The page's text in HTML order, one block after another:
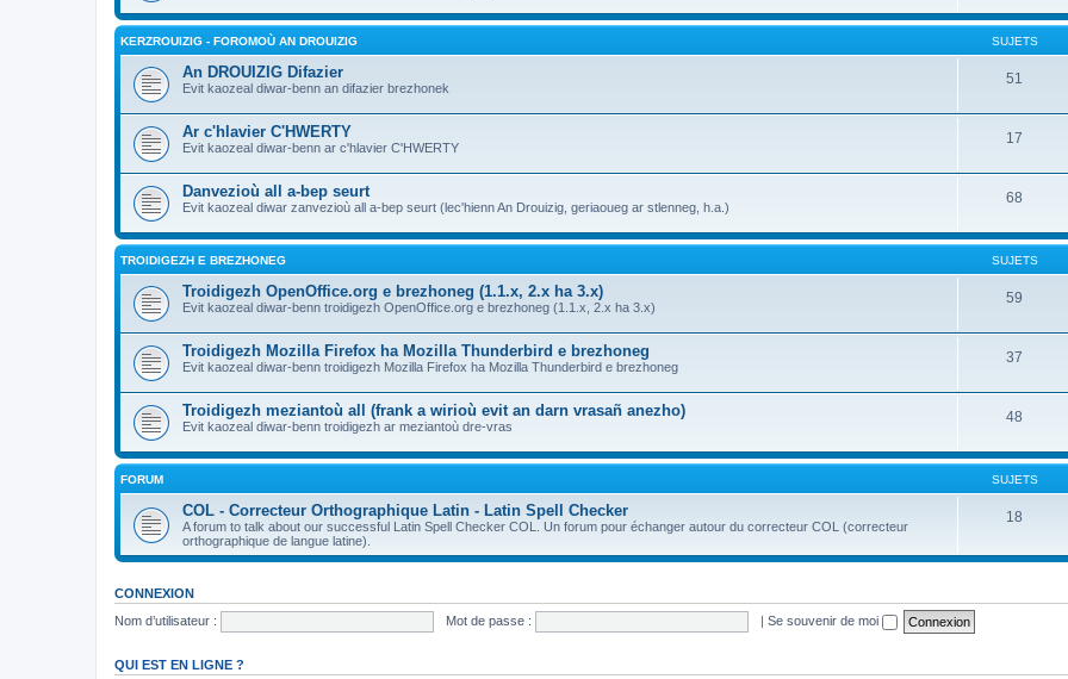
KERZROUIZIG - FOROMOÙ AN DROUIZIG SUJETS
An DROUIZIG Difazier
Evit kaozeal diwar-benn an difazier brezhonek
51
Ar c'hlavier C'HWERTY
Evit kaozeal diwar-benn ar c'hlavier C'HWERTY
17
Danvezioù all a-bep seurt
Evit kaozeal diwar zanvezioù all a-bep seurt (lec'hienn An Drouizig, geriaoueg ar stlenneg, h.a.)
68
TROIDIGEZH E BREZHONEG SUJETS
Troidigezh OpenOffice.org e brezhoneg (1.1.x, 2.x ha 3.x)
Evit kaozeal diwar-benn troidigezh OpenOffice.org e brezhoneg (1.1.x, 2.x ha 3.x)
59
Troidigezh Mozilla Firefox ha Mozilla Thunderbird e brezhoneg
Evit kaozeal diwar-benn troidigezh Mozilla Firefox ha Mozilla Thunderbird e brezhoneg
37
Troidigezh meziantoù all (frank a wirioù evit an darn vrasañ anezho)
Evit kaozeal diwar-benn troidigezh ar meziantoù dre-vras
48
FORUM SUJETS
COL - Correcteur Orthographique Latin - Latin Spell Checker
A forum to talk about our successful Latin Spell Checker COL. Un forum pour échanger autour du correcteur COL (correcteur
orthographique de langue latine).
18
CONNEXION
Nom d’utilisateur :
Mot de passe : | Se souvenir de moi
QUI EST EN LIGNE ?